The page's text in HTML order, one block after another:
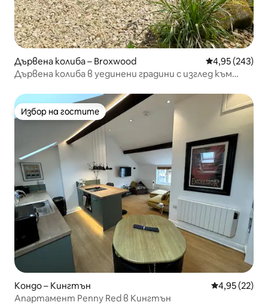
Дървена колиба – Broxwood Средна
4,95 (243)
Дървена колиба в уединени градини с изглед към
Избор на гостите
Избор на гостите
Кондо – Кингтън Средна
4,95 (22)
Апартамент Penny Red в Кингтън